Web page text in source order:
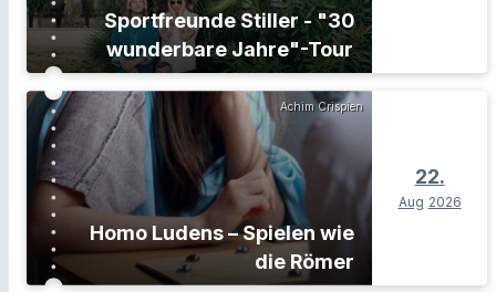
Sportfreunde Stiller - "30
wunderbare Jahre"-Tour
Achim Crispien
Homo Ludens – Spielen wie
die Römer
22.
Aug 2026